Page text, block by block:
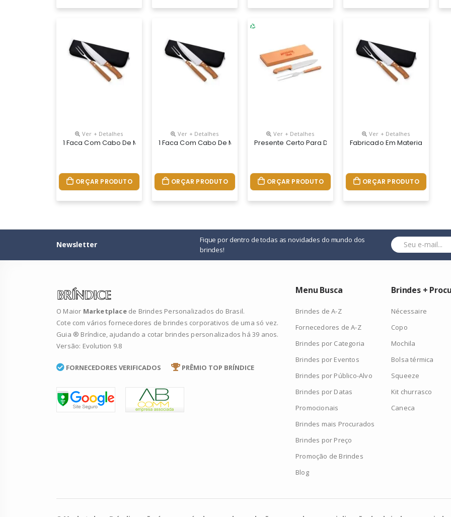
Ver + Detalhes
1 Faca Com Cabo De Madeira 9
ORÇAR PRODUTO
Ver + Detalhes
1 Faca Com Cabo De Madeira 9
ORÇAR PRODUTO
Ver + Detalhes
Presente Certo Para Divulgar Sua Empresa O Jogo De
ORÇAR PRODUTO
Ver + Detalhes
Fabricado Em Material De
ORÇAR PRODUTO
Newsletter
Fique por dentro de todas as novidades do mundo dos
brindes!
O Maior Marketplace de Brindes Personalizados do Brasil.
Cote com vários fornecedores de brindes corporativos de uma só vez.
Guia ® Bríndice, ajudando a cotar brindes personalizados há 39 anos.
Versão: Evolution 9.8
FORNECEDORES VERIFICADOS PRÊMIO TOP BRÍNDICE
Menu Busca
Brindes de A-Z
Fornecedores de A-Z
Brindes por Categoria
Brindes por Eventos
Brindes por Público-Alvo
Brindes por Datas
Promocionais
Brindes mais Procurados
Brindes por Preço
Promoção de Brindes
Blog
Brindes +
Nécessaire
Copo
Mochila
Bolsa térmica
Squeeze
Kit churrasco
Caneca